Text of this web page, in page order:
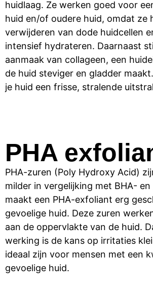
huidlaag. Ze werken goed voor
huid en/of oudere huid, omdat ze
verwijderen van dode huidcellen
intensief hydrateren. Daarnaast
aanmaak van collageen, een
de huid steviger en gladder
je huid een frisse, stralende
PHA
PHA-zuren (Poly Hydroxy Acid)
milder in vergelijking met BHA-
maakt een PHA-exfoliant erg
gevoelige huid. Deze zuren
aan de oppervlakte van de huid.
werking is de kans op irritaties
ideaal zijn voor mensen met een
gevoelige huid.